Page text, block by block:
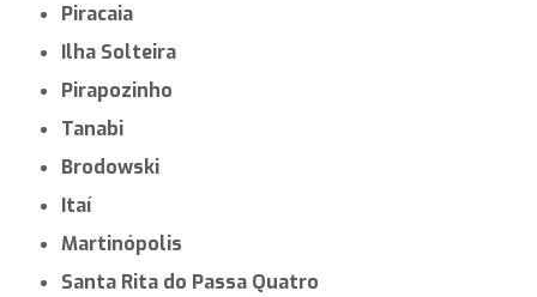
Piracaia
Ilha Solteira
Pirapozinho
Tanabi
Brodowski
Itaí
Martinópolis
Santa Rita do Passa Quatro